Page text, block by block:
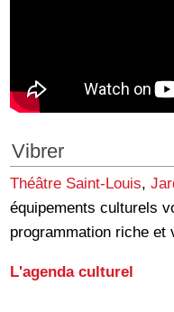
Vibrer
Théâtre Saint-Louis,
équipements culturels
programmation riche et
L'agenda culturel